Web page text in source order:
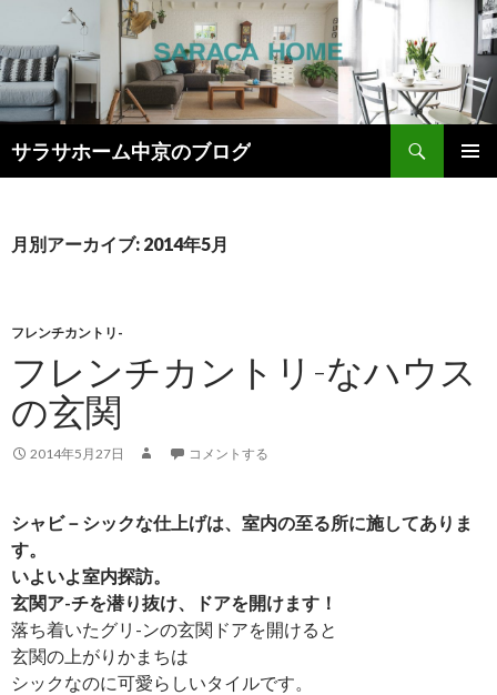
サラサホーム中京のブログ
索
ン
キ
プ
月別アーカイブ: 2014年5月
フレンチカントリ-
フレンチカントリ-なハウス
の玄関
2014年5月27日 コメントする
シャビ－シックな仕上げは、室内の至る所に施してありま
す。
いよいよ室内探訪。
玄関ア-チを潜り抜け、ドアを開けます！
落ち着いたグリ-ンの玄関ドアを開けると
玄関の上がりかまちは
シックなのに可愛らしいタイルです。